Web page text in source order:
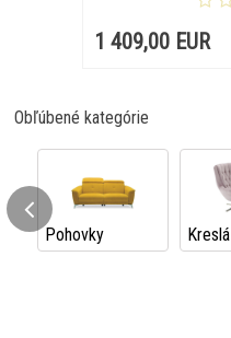
1 409,00 EUR
Obľúbené kategórie
Pohovky Kreslá